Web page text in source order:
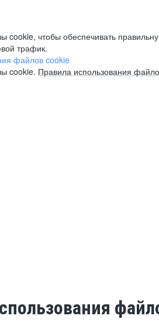
чтобы обеспечивать
трафик.
файлов cookie
cookie. Правила использования